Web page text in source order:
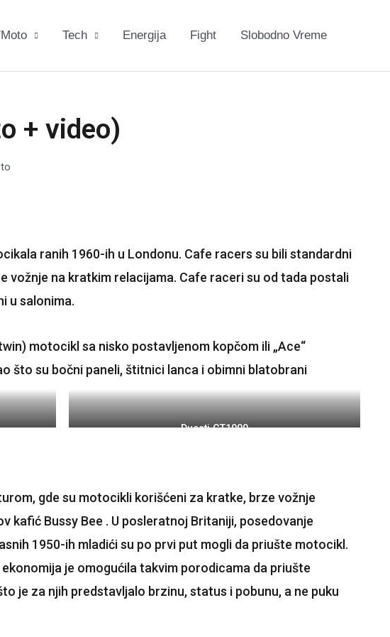
Tech Energija Fight Slobodno Vreme
+ video)
ranih 1960-ih u Londonu. Cafe racers su bili standardni
na kratkim relacijama. Cafe raceri su od tada postali
u salonima.
motocikl sa nisko postavljenom kopčom ili „Ace“
što su bočni paneli, štitnici lanca i obimni blatobrani
Ducati GT1000
gde su motocikli korišćeni za kratke, brze vožnje
Bussy Bee . U posleratnoj Britaniji, posedovanje
1950-ih mladići su po prvi put mogli da priušte motocikl.
je omogućila takvim porodicama da priušte
je za njih predstavljalo brzinu, status i pobunu, a ne puku